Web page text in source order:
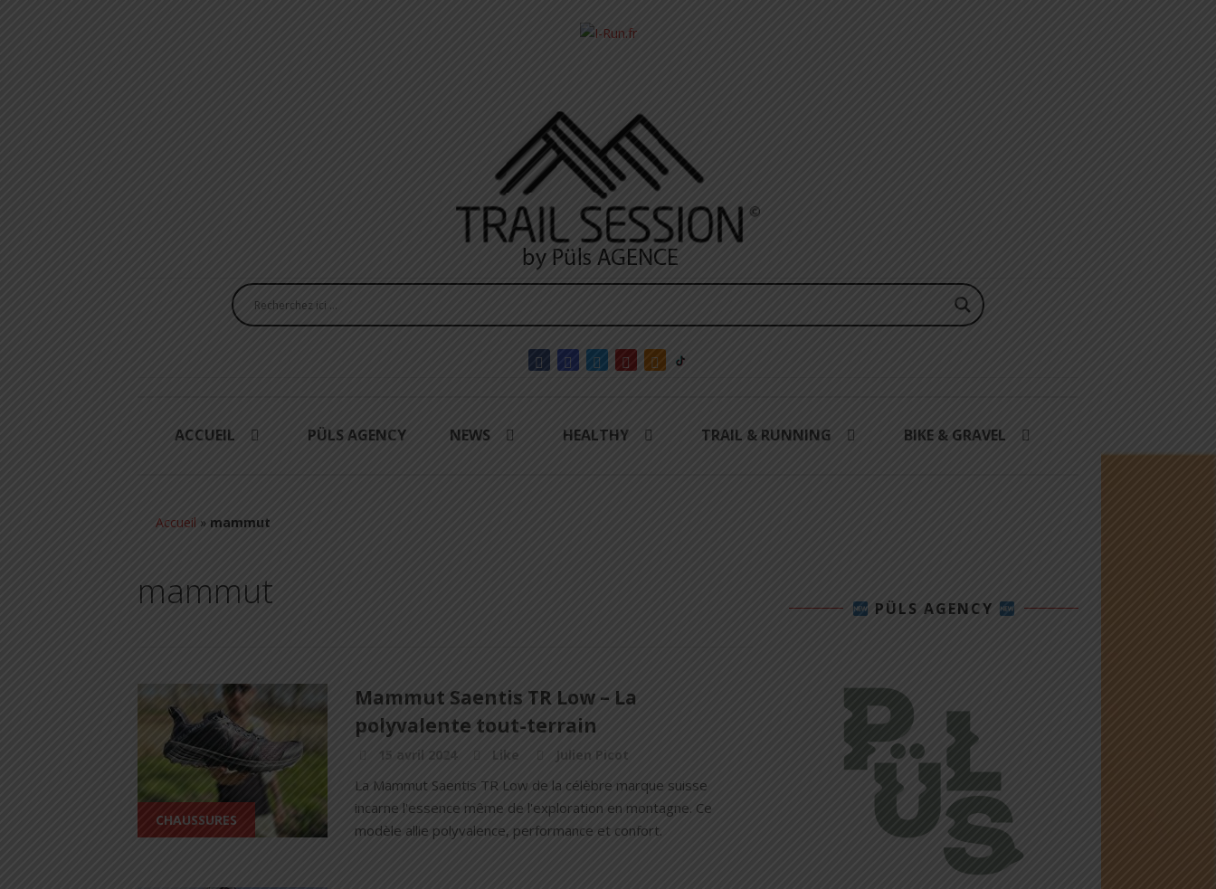
ACCUEIL PÜLS AGENCY NEWS HEALTHY TRAIL & RUNNING BIKE & GRAVEL
Accueil » mammut
mammut
CHAUSSURES
Mammut Saentis TR Low – La
polyvalente tout-terrain
15 avril 2024 Like Julien Picot
La Mammut Saentis TR Low de la célèbre marque suisse
incarne l'essence même de l'exploration en montagne. Ce
modèle allie polyvalence, performance et confort.
PÜLS AGENCY